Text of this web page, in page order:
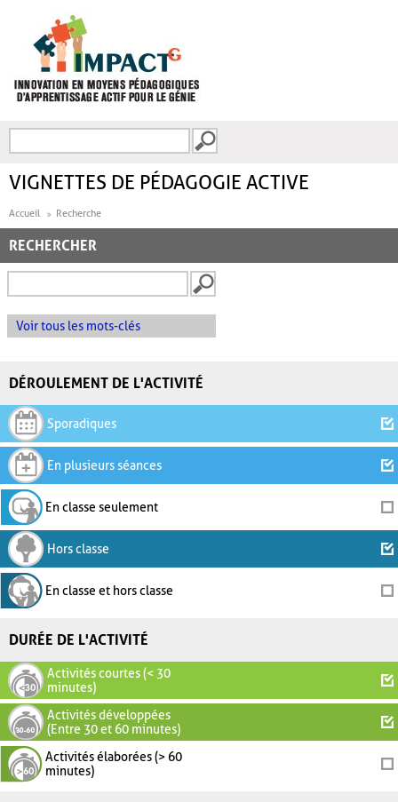
FORMULAIRE DE
VIGNETTES DE PÉDAGOGIE ACTIVE
Accueil Recherche
RECHERCHER
Voir tous les mots-clés
DÉROULEMENT DE L'ACTIVITÉ
Sporadiques
En plusieurs séances
En classe seulement
Hors classe
En classe et hors classe
DURÉE DE L'ACTIVITÉ
Activités courtes (< 30
minutes)
Activités développées
(Entre 30 et 60 minutes)
Activités élaborées (> 60
minutes)